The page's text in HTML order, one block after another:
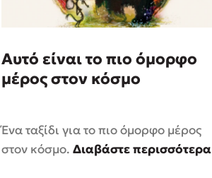
Αυτό είναι το πιο όμορφο
μέρος στον κόσμο
Ένα ταξίδι για το πιο όμορφο μέρος
στον κόσμο. Διαβάστε περισσότερα